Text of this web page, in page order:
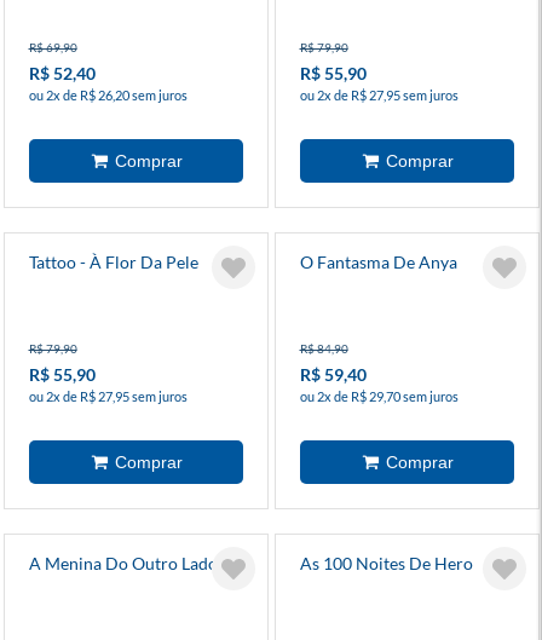
R$ 69,90
R$ 52,40
ou 2x de R$ 26,20 sem juros
R$ 79,90
R$ 55,90
ou 2x de R$ 27,95 sem juros
Tattoo - À Flor Da Pele
R$ 79,90
R$ 55,90
ou 2x de R$ 27,95 sem juros
O Fantasma De Anya
R$ 84,90
R$ 59,40
ou 2x de R$ 29,70 sem juros
A Menina Do Outro Lado 7 As 100 Noites De Hero